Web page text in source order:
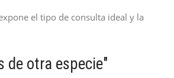
el tipo de consulta ideal y la
de otra especie"